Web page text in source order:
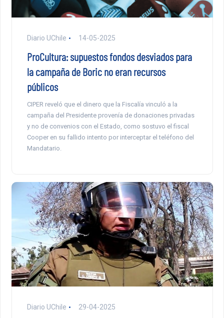
Diario UChile 14-05-2025
ProCultura: supuestos fondos desviados para
la campaña de Boric no eran recursos
públicos
CIPER reveló que el dinero que la Fiscalía vinculó a la
campaña del Presidente provenía de donaciones privadas
y no de convenios con el Estado, como sostuvo el fiscal
Cooper en su fallido intento por interceptar el teléfono del
Mandatario.
Diario UChile 29-04-2025